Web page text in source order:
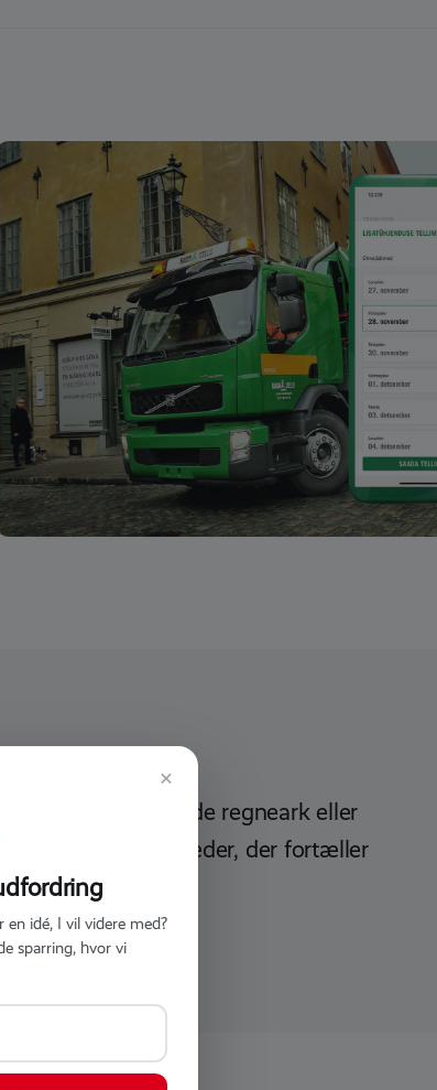
komplicerede regneark eller
bringe push-beskeder, der fortæller
bil er på vej.
DEVELOPMENT
×
idé, I vil videre med?
sparring, hvor vi